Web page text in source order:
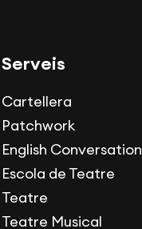
Serveis
Cartellera
Patchwork
English Conversation
Escola de Teatre
Teatre
Teatre Musical